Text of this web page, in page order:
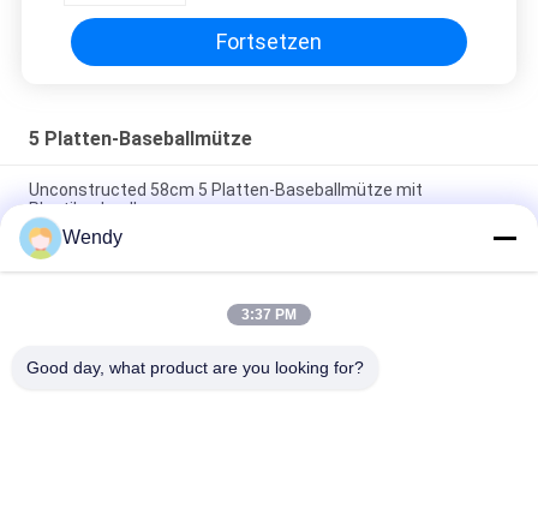
Fortsetzen
5 Platten-Baseballmütze
Unconstructed 58cm 5 Platten-Baseballmütze mit
Plastikschnalle
Personifizierte der Stickerei-5 Größe Platten-Baseballmütze-
Vati-des Hut-56-60CM
Echtes Leder-materielle kundenspezifische Baseball-Mützen
Wendy
3:37 PM
Good day, what product are you looking for?